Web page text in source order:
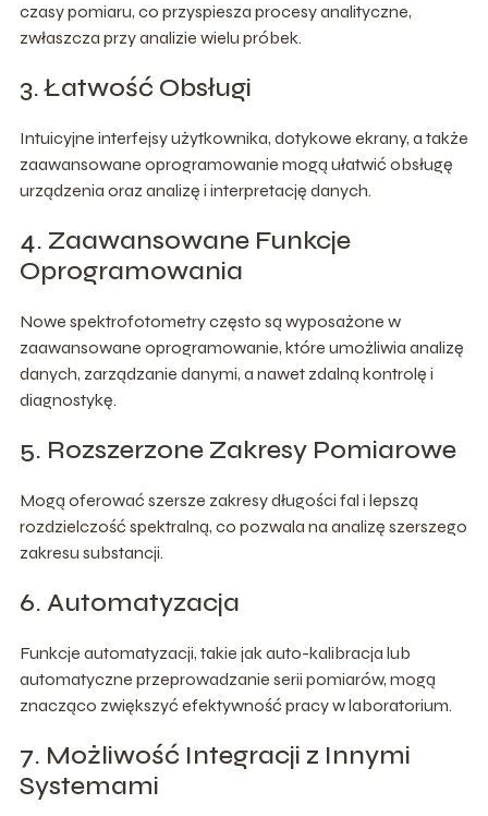
czasy pomiaru, co przyspiesza procesy analityczne,
zwłaszcza przy analizie wielu próbek.
3. Łatwość Obsługi
Intuicyjne interfejsy użytkownika, dotykowe ekrany, a także
zaawansowane oprogramowanie mogą ułatwić obsługę
urządzenia oraz analizę i interpretację danych.
4. Zaawansowane Funkcje
Oprogramowania
Nowe spektrofotometry często są wyposażone w
zaawansowane oprogramowanie, które umożliwia analizę
danych, zarządzanie danymi, a nawet zdalną kontrolę i
diagnostykę.
5. Rozszerzone Zakresy Pomiarowe
Mogą oferować szersze zakresy długości fal i lepszą
rozdzielczość spektralną, co pozwala na analizę szerszego
zakresu substancji.
6. Automatyzacja
Funkcje automatyzacji, takie jak auto-kalibracja lub
automatyczne przeprowadzanie serii pomiarów, mogą
znacząco zwiększyć efektywność pracy w laboratorium.
7. Możliwość Integracji z Innymi
Systemami